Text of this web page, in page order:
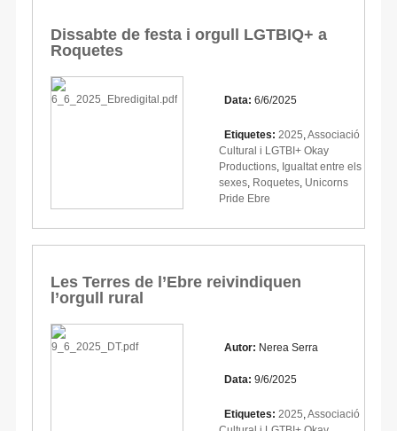
Dissabte de festa i orgull LGTBIQ+ a
Roquetes
Data: 6/6/2025
Etiquetes: 2025 Associació
Cultural i LGTBI+ Okay
Productions Igualtat entre els
sexes Roquetes Unicorns
Pride Ebre
Les Terres de l’Ebre reivindiquen
l’orgull rural
Autor: Nerea Serra
Data: 9/6/2025
Etiquetes: 2025 Associació